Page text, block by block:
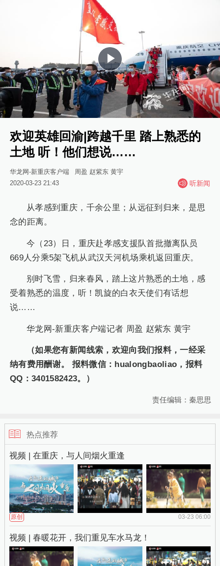
Play
Video
欢迎英雄回渝|跨越千里 踏上熟悉的
土地 听！他们想说……
华龙网-新重庆客户端
周盈 赵紫东 黄宇
2020-03-23 21:43
听新闻
从孝感到重庆，千余公里；从远征到归来，是思
念的距离。
今（23）日，重庆赴孝感支援队首批撤离队员
669人分乘5架飞机从武汉天河机场乘机返回重庆。
别时飞雪，归来春风，踏上这片熟悉的土地，感
受着熟悉的温度，听！凯旋的白衣天使们有话想
说……
华龙网-新重庆客户端记者 周盈 赵紫东 黄宇
（如果您有新闻线索，欢迎向我们报料，一经采
纳有费用酬谢。 报料微信：hualongbaoliao，报料
QQ：3401582423。）
责任编辑：秦思思
热点推荐
视频 | 在重庆，与人间烟火重逢
原创 03-23 06:00
视频 | 春暖花开，我们重见车水马龙！